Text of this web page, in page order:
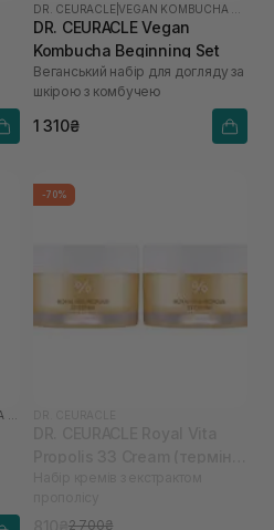
DR. CEURACLE |
DR. CEURACLE Vegan
Kombucha Beginning Set
Веганський набір для догляду за
шкірою з комбучею
1 310₴
-70%
2 700₴